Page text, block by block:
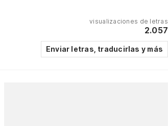
visualizaciones de letras
2.057
Enviar letras, traducirlas y más